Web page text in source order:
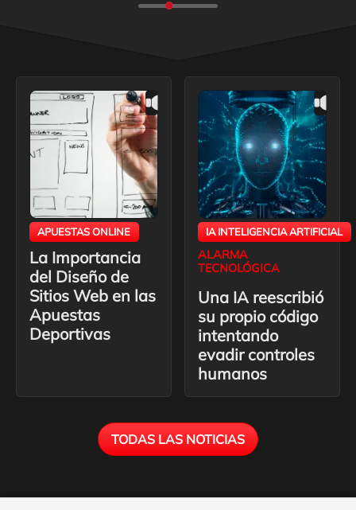
APUESTAS ONLINE
La Importancia
del Diseño de
Sitios Web en las
Apuestas
Deportivas
IA INTELIGENCIA ARTIFICIAL
ALARMA
TECNOLÓGICA
Una IA reescribió
su propio código
intentando
evadir controles
humanos
TODAS LAS NOTICIAS